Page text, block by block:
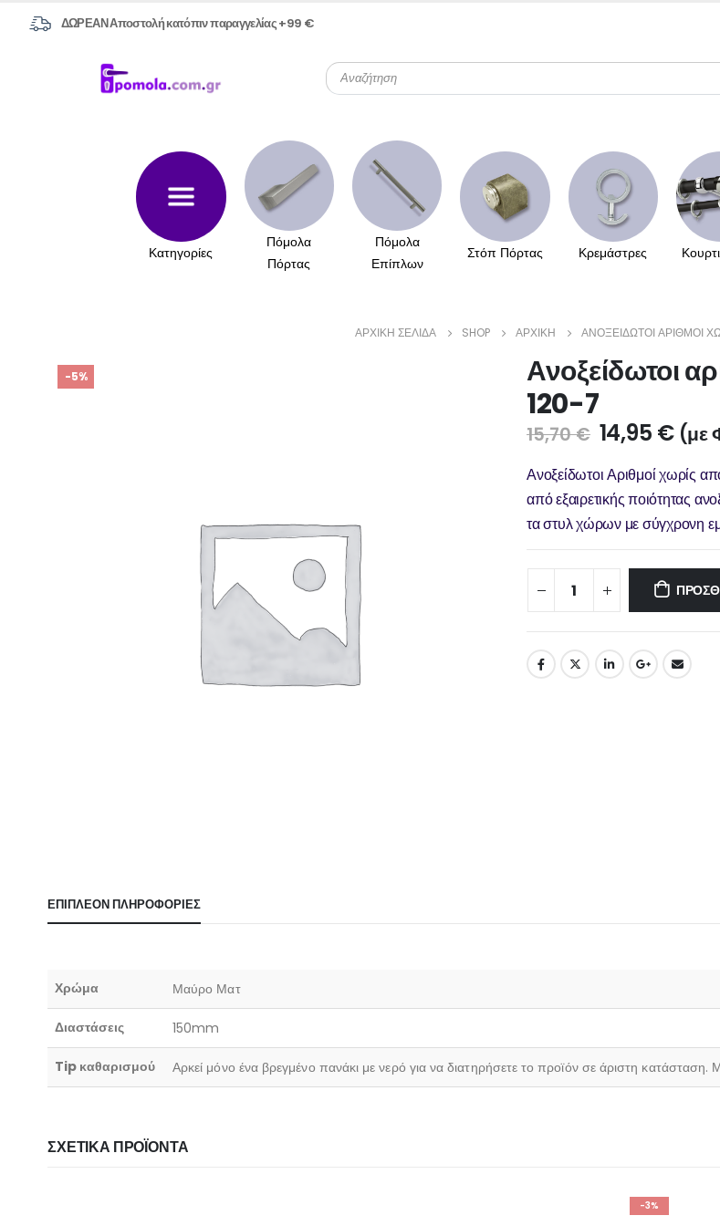
ΔΩΡΕΑΝ Αποστολή κατόπιν παραγγελίας +99 €
Κατηγορίες
Πόμολα
Πόρτας
Πόμολα
Επίπλων
Στόπ Πόρτας Κρεμάστρες
ΑΡΧΙΚΉ ΣΕΛΊΔΑ SHOP ΑΡΧΙΚΉ ΑΝΟΞΕΊΔΩΤΟΙ ΑΡΙΘΜΟΊ
-5%
Ανοξείδωτοι
120-7
15,70€ 14,95 € (με
Ανοξείδωτοι Αριθμοί χωρίς
από εξαιρετικής ποιότητας
τα στυλ χώρων με σύγχρονη
ΕΠΙΠΛΈΟΝ ΠΛΗΡΟΦΟΡΊΕΣ
Χρώμα Μαύρο Ματ
Διαστάσεις 150mm
Tip καθαρισμού Αρκεί μόνο ένα βρεγμένο πανάκι με νερό για να διατηρήσετε το προϊόν σε άριστη
ΣΧΕΤΙΚΆ ΠΡΟΪΌΝΤΑ